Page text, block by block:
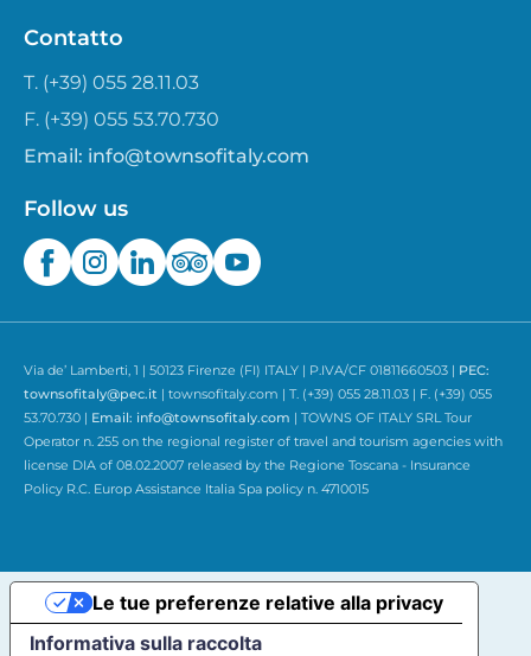
Contatto
T. (+39) 055 28.11.03
F. (+39) 055 53.70.730
Email: info@townsofitaly.com
Follow us
Via de’ Lamberti, 1 | 50123 Firenze (FI) ITALY | P.IVA/CF 01811660503 | PEC:
townsofitaly@pec.it | townsofitaly.com | T. (+39) 055 28.11.03 | F. (+39) 055
53.70.730 | Email: info@townsofitaly.com | TOWNS OF ITALY SRL Tour
Operator n. 255 on the regional register of travel and tourism agencies with
license DIA of 08.02.2007 released by the Regione Toscana - Insurance
Policy R.C. Europ Assistance Italia Spa policy n. 4710015
Informativa sulla raccolta
Le tue preferenze relative alla privacy